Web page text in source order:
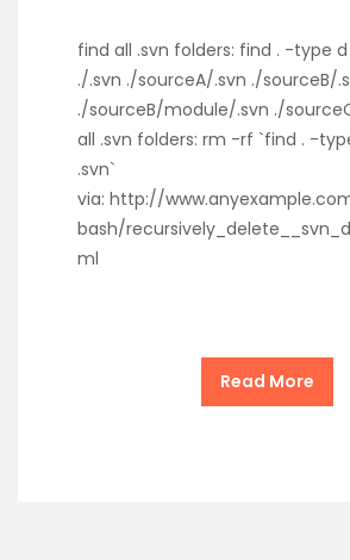
find all .svn folders: find . -type
./.svn ./sourceA/.svn ./sourceB/
./sourceB/module/.svn ./
all .svn folders: rm -rf `find . -
.svn`
via: http://
bash/
ml
Read More